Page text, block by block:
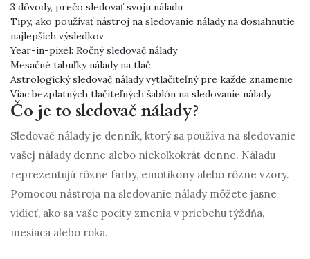
3 dôvody, prečo sledovať svoju náladu
Tipy, ako používať nástroj na sledovanie nálady na dosiahnutie
najlepších výsledkov
Year-in-pixel: Ročný sledovač nálady
Mesačné tabuľky nálady na tlač
Astrologický sledovač nálady vytlačiteľný pre každé znamenie
Viac bezplatných tlačiteľných šablón na sledovanie nálady
Čo je to sledovač nálady?
Sledovač nálady je denník, ktorý sa používa na sledovanie
vašej nálady denne alebo niekoľkokrát denne. Náladu
reprezentujú rôzne farby, emotikony alebo rôzne vzory.
Pomocou nástroja na sledovanie nálady môžete jasne
vidieť, ako sa vaše pocity zmenia v priebehu týždňa,
mesiaca alebo roka.